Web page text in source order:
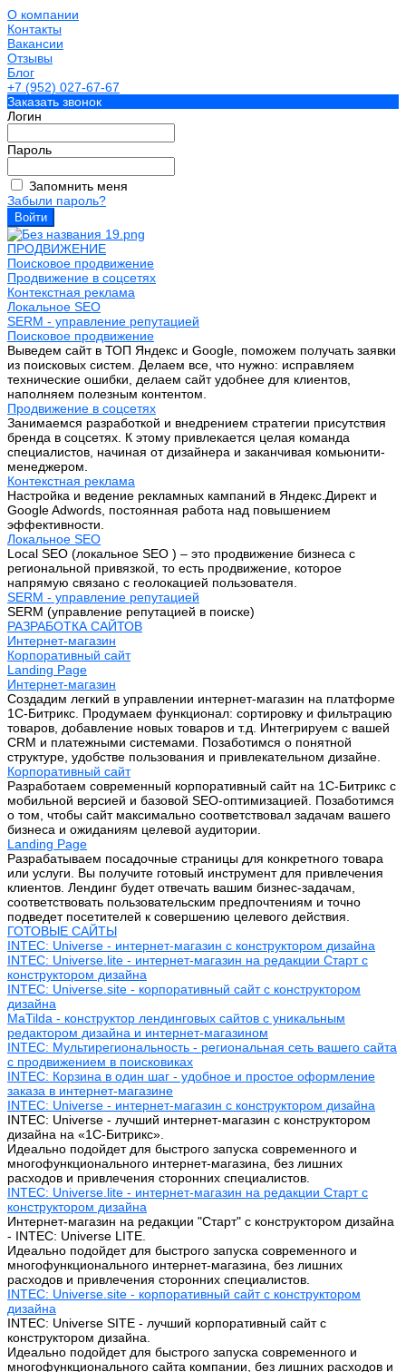
О компании
Контакты
Вакансии
Отзывы
Блог
+7 (952) 027-67-67
Заказать звонок
Логин
Пароль
Запомнить меня
Забыли пароль?
ПРОДВИЖЕНИЕ
Поисковое продвижение
Продвижение в соцсетях
Контекстная реклама
Локальное SEO
SERM - управление репутацией
Поисковое продвижение
Выведем сайт в ТОП Яндекс и Google, поможем получать заявки
из поисковых систем. Делаем все, что нужно: исправляем
технические ошибки, делаем сайт удобнее для клиентов,
наполняем полезным контентом.
Продвижение в соцсетях
Занимаемся разработкой и внедрением стратегии присутствия
бренда в соцсетях. К этому привлекается целая команда
специалистов, начиная от дизайнера и заканчивая комьюнити-
менеджером.
Контекстная реклама
Настройка и ведение рекламных кампаний в Яндекс.Директ и
Google Adwords, постоянная работа над повышением
эффективности.
Локальное SEO
Local SEO (локальное SEO ) – это продвижение бизнеса с
региональной привязкой, то есть продвижение, которое
напрямую связано с геолокацией пользователя.
SERM - управление репутацией
SERM (управление репутацией в поиске)
РАЗРАБОТКА САЙТОВ
Интернет-магазин
Корпоративный сайт
Landing Page
Интернет-магазин
Создадим легкий в управлении интернет-магазин на платформе
1С-Битрикс. Продумаем функционал: сортировку и фильтрацию
товаров, добавление новых товаров и т.д. Интегрируем с вашей
CRM и платежными системами. Позаботимся о понятной
структуре, удобстве пользования и привлекательном дизайне.
Корпоративный сайт
Разработаем современный корпоративный сайт на 1С-Битрикс с
мобильной версией и базовой SEO-оптимизацией. Позаботимся
о том, чтобы сайт максимально соответствовал задачам вашего
бизнеса и ожиданиям целевой аудитории.
Landing Page
Разрабатываем посадочные страницы для конкретного товара
или услуги. Вы получите готовый инструмент для привлечения
клиентов. Лендинг будет отвечать вашим бизнес-задачам,
соответствовать пользовательским предпочтениям и точно
подведет посетителей к совершению целевого действия.
ГОТОВЫЕ САЙТЫ
INTEC: Universe - интернет-магазин с конструктором дизайна
INTEC: Universe.lite - интернет-магазин на редакции Старт с
конструктором дизайна
INTEC: Universe.site - корпоративный сайт с конструктором
дизайна
MaTilda - конструктор лендинговых сайтов с уникальным
редактором дизайна и интернет-магазином
INTEC: Мультирегиональность - региональная сеть вашего сайта
с продвижением в поисковиках
INTEC: Корзина в один шаг - удобное и простое оформление
заказа в интернет-магазине
INTEC: Universe - интернет-магазин с конструктором дизайна
INTEC: Universe - лучший интернет-магазин с конструктором
дизайна на «1C-Битрикс».
Идеально подойдет для быстрого запуска современного и
многофункционального интернет-магазина, без лишних
расходов и привлечения сторонних специалистов.
INTEC: Universe.lite - интернет-магазин на редакции Старт с
конструктором дизайна
Интернет-магазин на редакции "Старт" с конструктором дизайна
- INTEC: Universe LITE.
Идеально подойдет для быстрого запуска современного и
многофункционального интернет-магазина, без лишних
расходов и привлечения сторонних специалистов.
INTEC: Universe.site - корпоративный сайт с конструктором
дизайна
INTEC: Universe SITE - лучший корпоративный сайт с
конструктором дизайна.
Идеально подойдет для быстрого запуска современного и
многофункционального сайта компании, без лишних расходов и